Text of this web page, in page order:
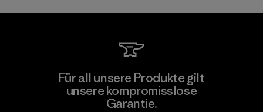
Formosa Taffeta Co., Ltd.
Material-supplier
Für all unsere Produkte gilt
unsere kompromisslose
Garantie.